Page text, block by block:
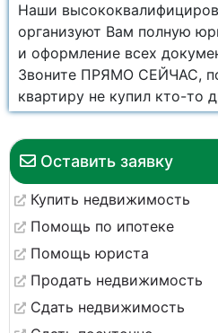
Оставить заявку
Купить недвижимость
Помощь по ипотеке
Помощь юриста
Продать недвижимость
Сдать недвижимость
Наши
организуют Вам полную
и оформление всех
Звоните ПРЯМО СЕЙЧАС,
квартиру не купил кто-то